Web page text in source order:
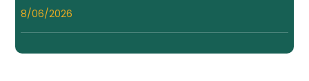
8/06/2026